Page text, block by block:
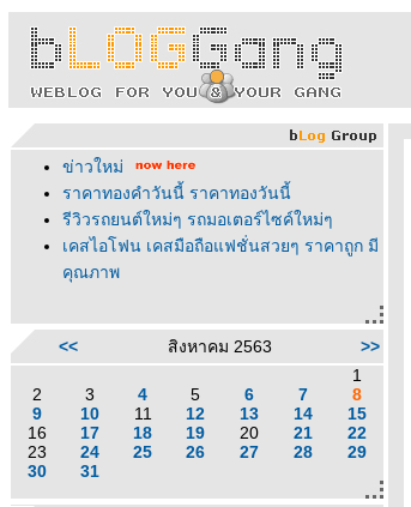
ข่าวใหม่
ราคาทองคำวันนี้ ราคาทองวันนี้
รีวิวรถยนต์ใหม่ๆ รถมอเตอร์ไซค์ใหม่ๆ
เคสไอโฟน เคสมือถือแฟชั่นสวยๆ ราคาถูก มี
คุณภาพ
<< สิงหาคม 2563
>>
1
2
3 4 5 6 7
8
9
10 11 12 13 14
15
16
17 18 19 20 21
22
23
24 25 26 27 28
29
30
31